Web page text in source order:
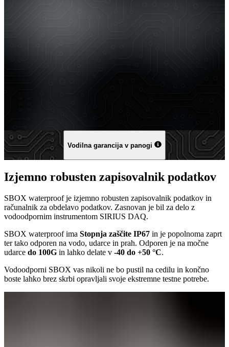
Vodilna garancija v panogi
Izjemno robusten zapisovalnik podatkov
SBOX waterproof je izjemno robusten zapisovalnik podatkov in
računalnik za obdelavo podatkov. Zasnovan je bil za delo z
vodoodpornim instrumentom SIRIUS DAQ.
SBOX waterproof ima Stopnja zaščite IP67 in je popolnoma zaprt
ter tako odporen na vodo, udarce in prah. Odporen je na močne
udarce do 100G in lahko delate v -40 do +50 °C.
Vodoodporni SBOX vas nikoli ne bo pustil na cedilu in končno
boste lahko brez skrbi opravljali svoje ekstremne testne potrebe.